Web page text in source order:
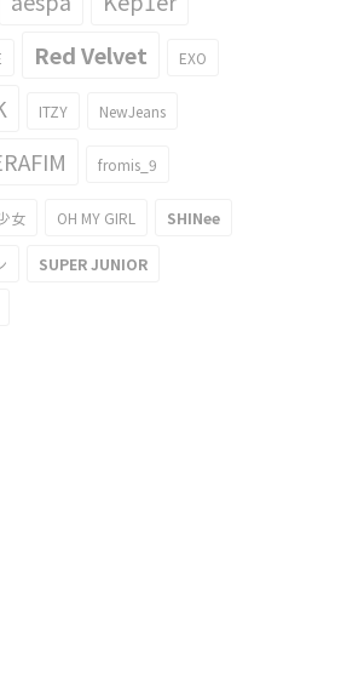
Red Velvet EXO
ITZY NewJeans
fromis_9
女 OH MY GIRL SHINee
SUPER JUNIOR